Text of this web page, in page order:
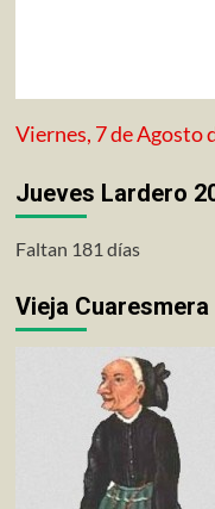
Viernes, 7 de Agosto
Jueves Lardero
Faltan 181 días
Vieja Cuaresmera